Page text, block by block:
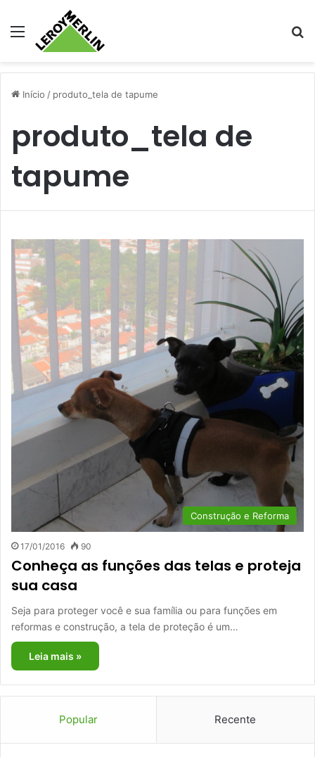
Menu
Início / produto_tela de tapume
produto_tela de
tapume
Construção e Reforma
17/01/2016 90
Conheça as funções das telas e proteja
sua casa
Seja para proteger você e sua família ou para funções em
reformas e construção, a tela de proteção é um…
Leia mais »
Popular Recente